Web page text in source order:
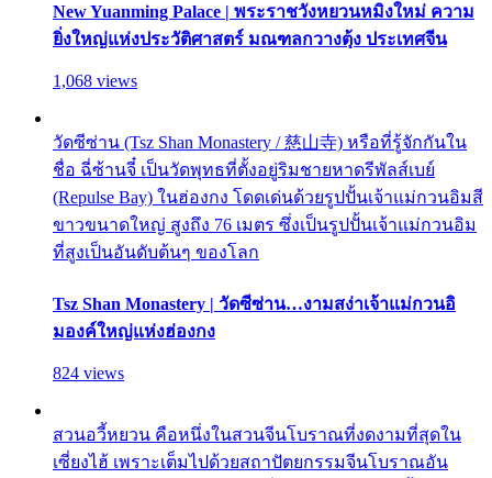
New Yuanming Palace | พระราชวังหยวนหมิงใหม่ ความ
ยิ่งใหญ่แห่งประวัติศาสตร์ มณฑลกวางตุ้ง ประเทศจีน
1,068 views
วัดซีซ่าน (Tsz Shan Monastery / 慈山寺) หรือที่รู้จักกันใน
ชื่อ ฉี่ซ้านจี๋ เป็นวัดพุทธที่ตั้งอยู่ริมชายหาดรีพัลส์เบย์
(Repulse Bay) ในฮ่องกง โดดเด่นด้วยรูปปั้นเจ้าแม่กวนอิมสี
ขาวขนาดใหญ่ สูงถึง 76 เมตร ซึ่งเป็นรูปปั้นเจ้าแม่กวนอิม
ที่สูงเป็นอันดับต้นๆ ของโลก
Tsz Shan Monastery | วัดซีซ่าน…งามสง่าเจ้าแม่กวนอิ
มองค์ใหญ่แห่งฮ่องกง
824 views
สวนอวี้หยวน คือหนึ่งในสวนจีนโบราณที่งดงามที่สุดใน
เซี่ยงไฮ้ เพราะเต็มไปด้วยสถาปัตยกรรมจีนโบราณอัน